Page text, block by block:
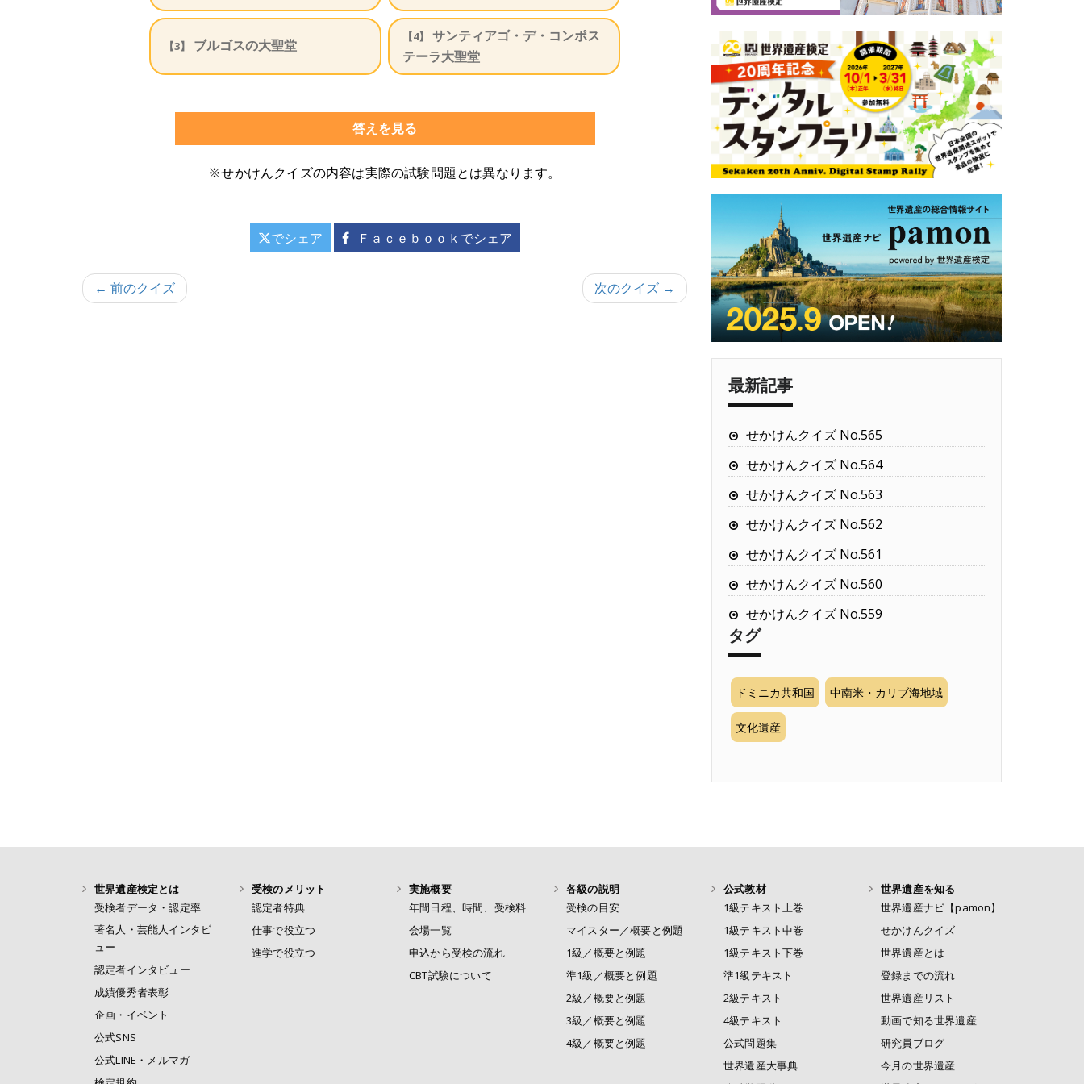
【3】 ブルゴスの大聖堂 【4】
サンティアゴ・デ・コンポス
テーラ大聖堂
答えを見る
※せかけんクイズの内容は実際の試験問題とは異なります。
でシェア Ｆａｃｅｂｏｏｋでシェア
投← 前のクイズ 次のクイズ →
最新記事
せかけんクイズ No.565
せかけんクイズ No.564
せかけんクイズ No.563
せかけんクイズ No.562
せかけんクイズ No.561
せかけんクイズ No.560
せかけんクイズ No.559
タグ
ドミニカ共和国 中南米・カリブ海地域
文化遺産
世界遺産検定とは
受検者データ・認定率
著名人・芸能人インタビ
ュー
認定者インタビュー
成績優秀者表彰
企画・イベント
公式SNS
公式LINE・メルマガ
受検のメリット
認定者特典
仕事で役立つ
進学で役立つ
実施概要
年間日程、時間、受検料
会場一覧
申込から受検の流れ
CBT試験について
各級の説明
受検の目安
マイスター／概要と例題
1級／概要と例題
準1級／概要と例題
2級／概要と例題
3級／概要と例題
4級／概要と例題
公式教材
1級テキスト上巻
1級テキスト中巻
1級テキスト下巻
準1級テキスト
2級テキスト
4級テキスト
公式問題集
世界遺産大事典
世界遺産を知る
世界遺産ナビ【pamon】
せかけんクイズ
世界遺産とは
登録までの流れ
世界遺産リスト
動画で知る世界遺産
研究員ブログ
今月の世界遺産